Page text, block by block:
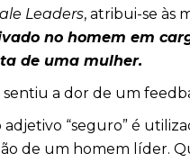
Leaders, atribui-se às
no homem em
de uma mulher.
adjetivo “seguro” é
de um homem líder.